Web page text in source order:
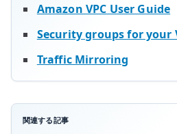
Amazon VPC User Guide
Security groups for your
Traffic Mirroring
関連する記事